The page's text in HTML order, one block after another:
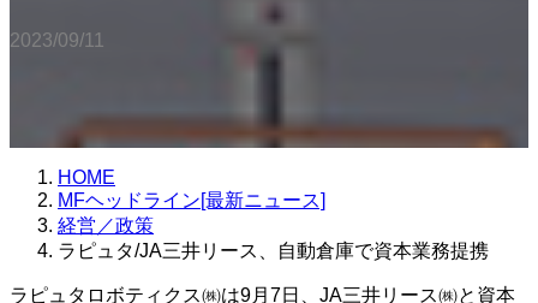
2023/09/11
HOME
MFヘッドライン[最新ニュース]
経営／政策
ラピュタ/JA三井リース、自動倉庫で資本業務提携
ラピュタロボティクス㈱は9月7日、JA三井リース㈱と資本